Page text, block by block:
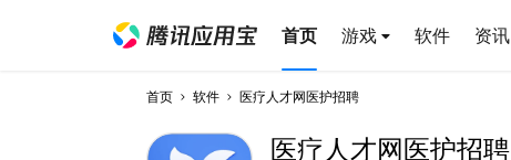
首页 游戏 软件 资讯
首页 软件 医疗人才网医护招聘
医疗人才网医护招聘